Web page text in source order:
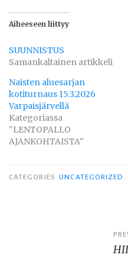
Aiheeseen liittyy
SUUNNISTUS
Samankaltainen artikkeli
Naisten aluesarjan
kotiturnaus 15.3.2026
Varpaisjärvellä
Kategoriassa
"LENTOPALLO
AJANKOHTAISTA"
CATEGORIES UNCATEGORIZED